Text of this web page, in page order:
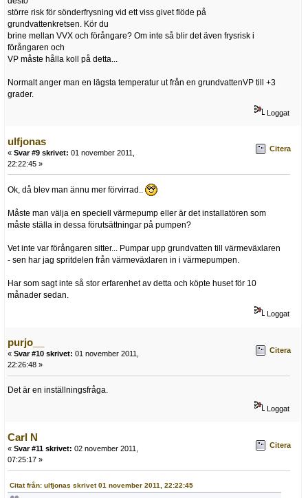
större risk för sönderfrysning vid ett viss givet flöde på
grundvattenkretsen. Kör du
brine mellan VVX och förångare? Om inte så blir det även frysrisk i
förångaren och
VP måste hålla koll på detta...
Normalt anger man en lägsta temperatur ut från en grundvattenVP till +3
grader.
Loggat
ulfjonas
« Svar #9 skrivet: 01 november 2011,
22:22:45 »
Citera
Ok, då blev man ännu mer förvirrad..
Måste man välja en speciell värmepump eller är det installatören som
måste ställa in dessa förutsättningar på pumpen?
Vet inte var förångaren sitter... Pumpar upp grundvatten till värmeväxlaren
- sen har jag spritdelen från värmeväxlaren in i värmepumpen.
Har som sagt inte så stor erfarenhet av detta och köpte huset för 10
månader sedan.
Loggat
purjo__
« Svar #10 skrivet: 01 november 2011,
22:26:48 »
Citera
Det är en inställningsfråga.
Loggat
Carl N
« Svar #11 skrivet: 02 november 2011,
07:25:17 »
Citera
Citat från: ulfjonas skrivet 01 november 2011, 22:22:45